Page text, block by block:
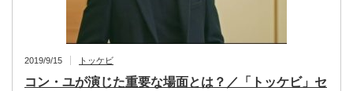
2019/9/15 トッケビ
コン・ユが演じた重要な場面とは？／「トッケビ」セ